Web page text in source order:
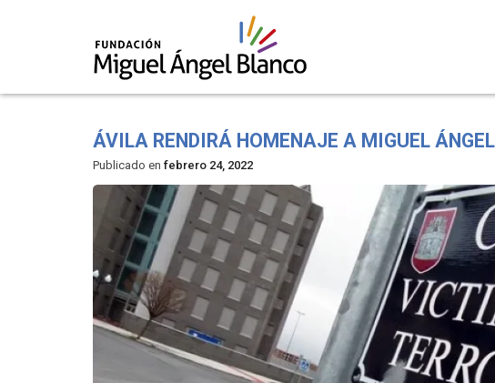
ÁVILA RENDIRÁ HOMENAJE A MIGUEL
Publicado en febrero 24, 2022